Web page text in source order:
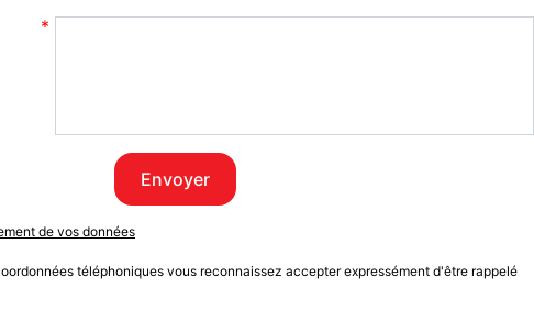
Envoyer
de vos données
téléphoniques vous reconnaissez accepter expressément d'être rappelé